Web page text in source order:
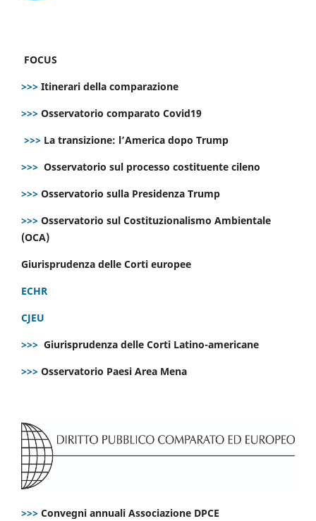
FOCUS
>>> Itinerari della comparazione
>>> Osservatorio comparato Covid19
>>> La transizione: l’America dopo Trump
>>> Osservatorio sul processo costituente cileno
>>> Osservatorio sulla Presidenza Trump
>>> Osservatorio sul Costituzionalismo Ambientale
(OCA)
Giurisprudenza delle Corti europee
ECHR
CJEU
>>> Giurisprudenza delle Corti Latino-americane
>>> Osservatorio Paesi Area Mena
>>> Convegni annuali Associazione DPCE